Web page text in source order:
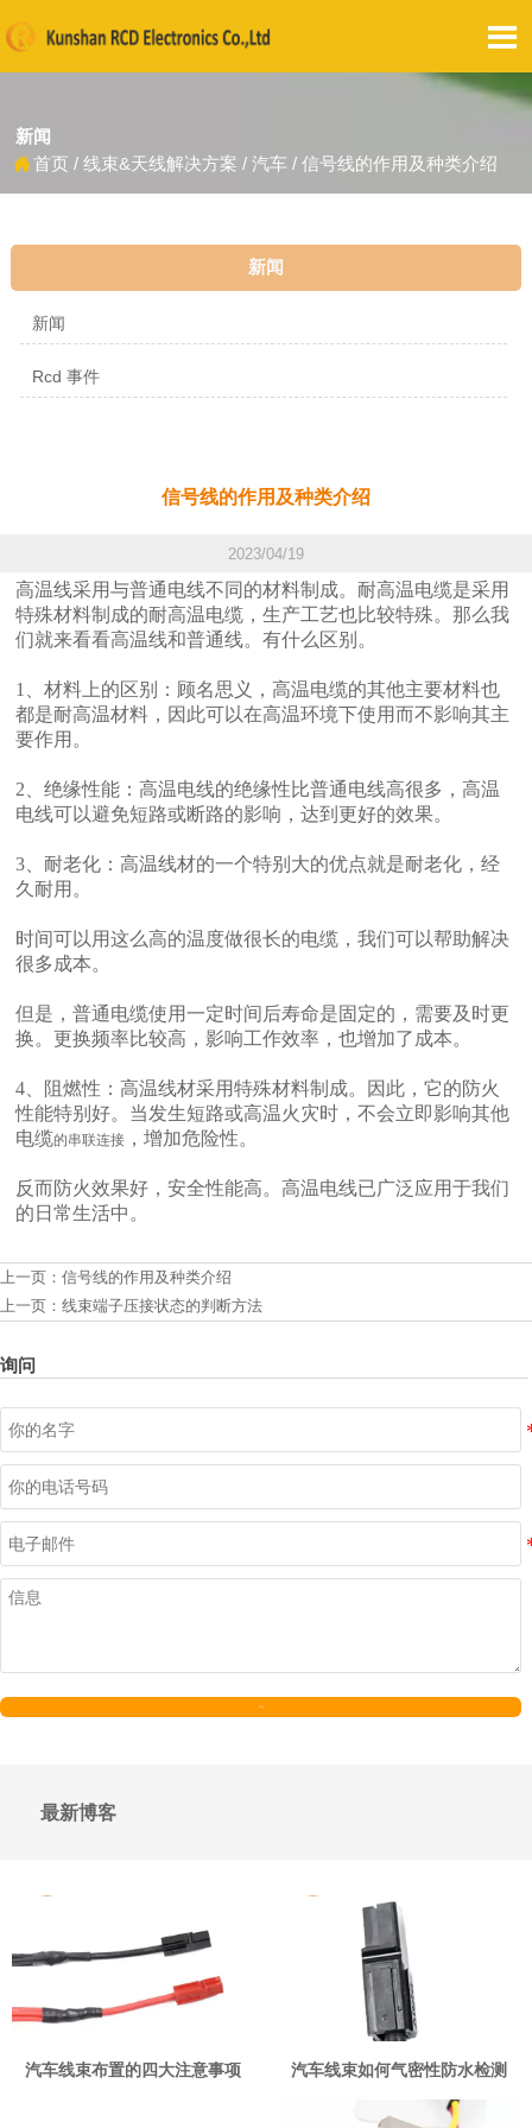

新闻
首页 / 线束&天线解决方案 / 汽车 / 信号线的作用及种类介绍
新闻
新闻
Rcd 事件
信号线的作用及种类介绍
2023/04/19
高温线采用与普通电线不同的材料制成。耐高温电缆是采用
特殊材料制成的耐高温电缆，生产工艺也比较特殊。那么我
们就来看看高温线和普通线。有什么区别。
1、材料上的区别：顾名思义，高温电缆的其他主要材料也
都是耐高温材料，因此可以在高温环境下使用而不影响其主
要作用。
2、绝缘性能：高温电线的绝缘性比普通电线高很多，高温
电线可以避免短路或断路的影响，达到更好的效果。
3、耐老化：高温线材的一个特别大的优点就是耐老化，经
久耐用。
时间可以用这么高的温度做很长的电缆 ，我们可以帮助解决
很多成本。
但是，普通电缆使用一定时间后寿命是固定的，需要及时更
换。更换频率比较高，影响工作效率，也增加了成本。
4、阻燃性：高温线材采用特殊材料制成。因此，它的防火
性能特别好。当发生短路或高温火灾时，不会立即影响其他
电缆的串联连接 ，增加危险性。
反而防火效果好，安全性能高。高温电线已广泛应用于我们
的日常生活中。
上一页： 信号线的作用及种类介绍
上一页： 线束端子压接状态的判断方法
询问
最新博客
汽车线束布置的四大注意事项 汽车线束如何气密性防水检测